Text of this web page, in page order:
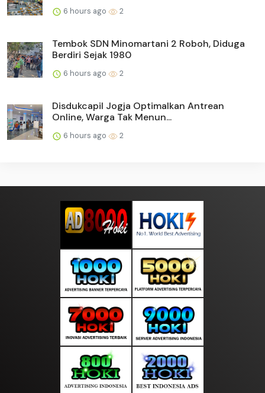
6 hours ago 2
Tembok SDN Minomartani 2 Roboh, Diduga
Berdiri Sejak 1980
6 hours ago 2
Disdukcapil Jogja Optimalkan Antrean
Online, Warga Tak Menun...
6 hours ago 2